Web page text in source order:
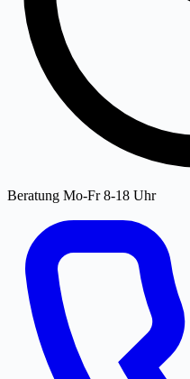
Beratung Mo-Fr 8-18 Uhr